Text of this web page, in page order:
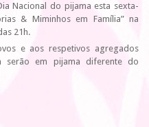
Nacional do pijama esta sexta-
& Miminhos em Família” na
21h.
e aos respetivos agregados
serão em pijama diferente do